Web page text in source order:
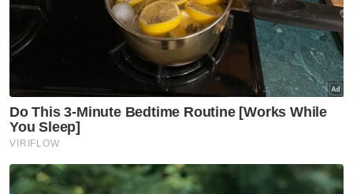
Artikel Disyorkan
Semasa
Suasana sebak sambut
Semasa